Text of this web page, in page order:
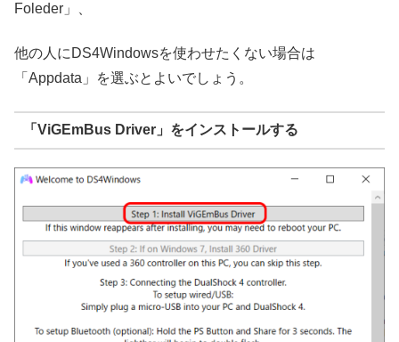
Foleder」、
他の人にDS4Windowsを使わせたくない場合は
「Appdata」を選ぶとよいでしょう。
「ViGEmBus Driver」をインストールする